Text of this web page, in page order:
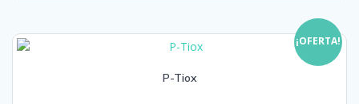
¡OFERTA!
P-Tiox